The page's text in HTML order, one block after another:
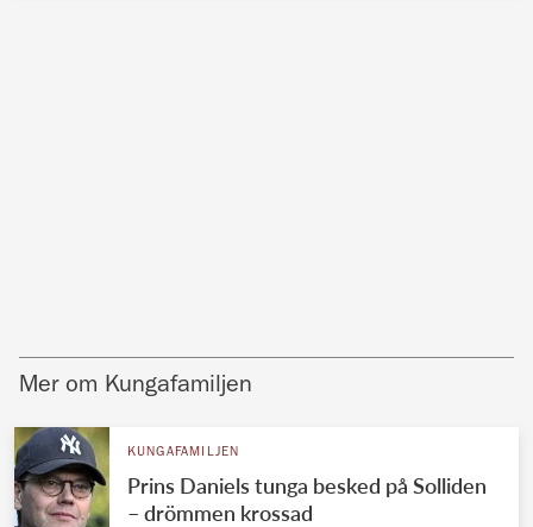
Mer om Kungafamiljen
KUNGAFAMILJEN
Prins Daniels tunga besked på Solliden
– drömmen krossad